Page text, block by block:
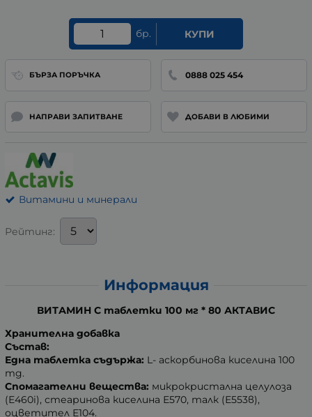
бр. КУПИ
БЪРЗА ПОРЪЧКА 0888 025 454
НАПРАВИ ЗАПИТВАНЕ ДОБАВИ В ЛЮБИМИ
Витамини и минерали
Рейтинг:
Информация
ВИТАМИН С таблетки 100 мг * 80 АКТАВИС
Хранителна добавка
Състав:
Една таблетка съдържа: L- аскорбинова киселина 100
mg.
Спомагателни вещества: микрокристална целулоза
(Е460i), стеаринова киселина Е570, талк (Е553в),
оцветител Е104.